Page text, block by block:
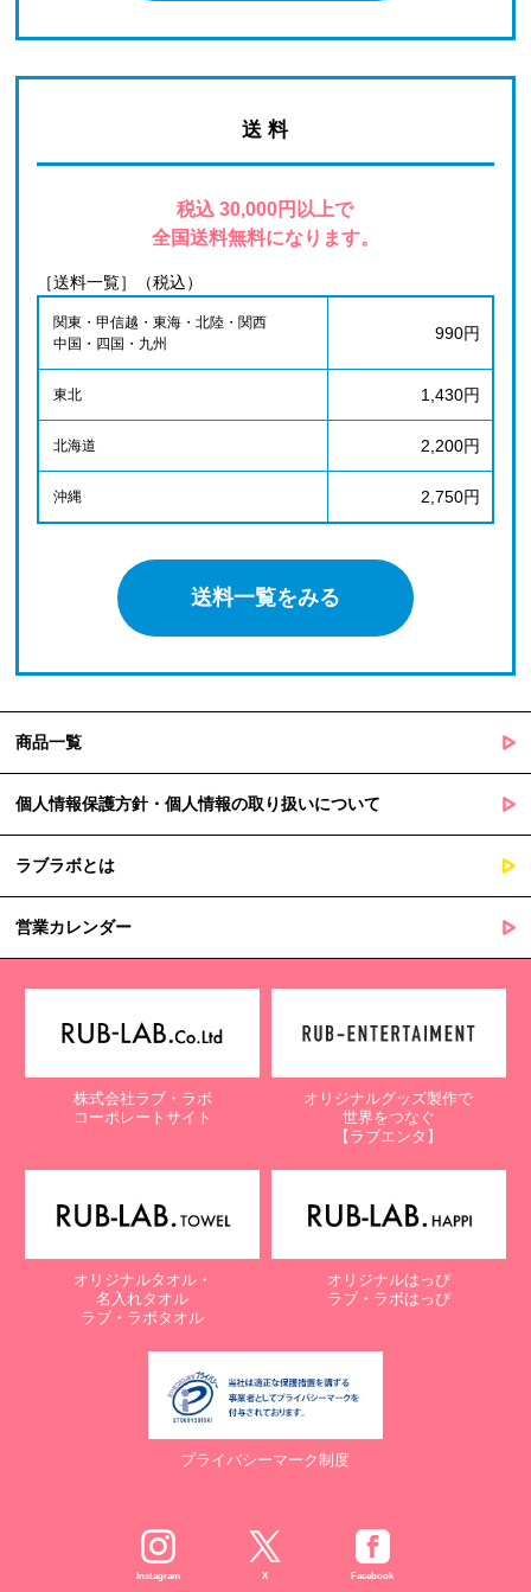
送 料
税込 30,000円以上で
全国送料無料になります。
［送料一覧］（税込）
関東・甲信越・東海・北陸・関西
中国・四国・九州
990円
東北 1,430円
北海道 2,200円
沖縄 2,750円
送料一覧をみる
商品一覧
個人情報保護方針・個人情報の取り扱いについて
ラブラボとは
営業カレンダー
株式会社ラブ・ラボ
コーポレートサイト
オリジナルグッズ製作で
世界をつなぐ
【ラブエンタ】
オリジナルタオル・
名入れタオル
ラブ・ラボタオル
オリジナルはっぴ
ラブ・ラボはっぴ
プライバシーマーク制度
Instagram X Facebook